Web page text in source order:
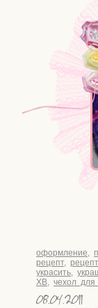
оформление,
рецепт,
украсить,
ХВ, чехол
08.04.2011